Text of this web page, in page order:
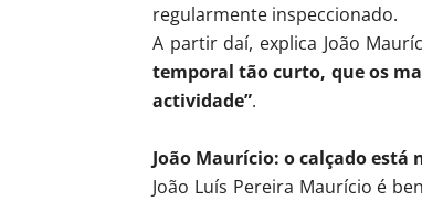
regularmente inspeccionado.
A partir daí, explica João
temporal tão curto, que os
actividade”.
João Maurício: o calçado está
João Luís Pereira Maurício é